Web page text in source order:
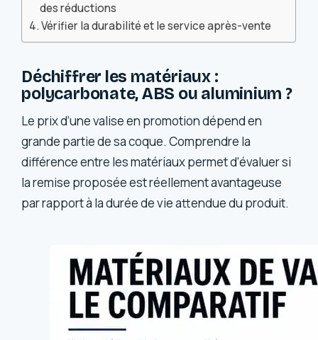
des réductions
Vérifier la durabilité et le service après-vente
Déchiffrer les matériaux :
polycarbonate, ABS ou aluminium ?
Le prix d’une valise en promotion dépend en
grande partie de sa coque. Comprendre la
différence entre les matériaux permet d’évaluer si
la remise proposée est réellement avantageuse
par rapport à la durée de vie attendue du produit.